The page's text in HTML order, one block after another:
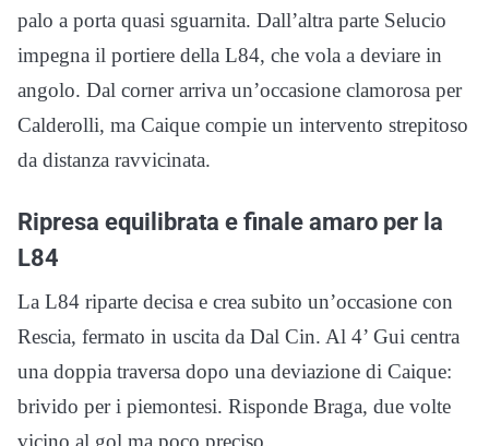
palo a porta quasi sguarnita. Dall’altra parte Selucio
impegna il portiere della L84, che vola a deviare in
angolo. Dal corner arriva un’occasione clamorosa per
Calderolli, ma Caique compie un intervento strepitoso
da distanza ravvicinata.
Ripresa equilibrata e finale amaro per la
L84
La L84 riparte decisa e crea subito un’occasione con
Rescia, fermato in uscita da Dal Cin. Al 4’ Gui centra
una doppia traversa dopo una deviazione di Caique:
brivido per i piemontesi. Risponde Braga, due volte
vicino al gol ma poco preciso.